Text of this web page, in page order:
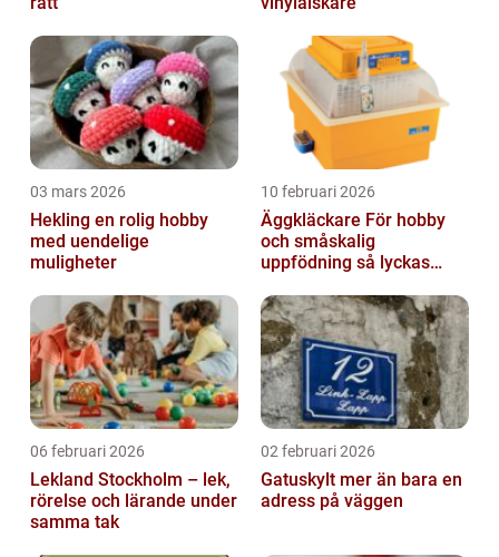
03 mars 2026
Hekling en rolig hobby
med uendelige
muligheter
10 februari 2026
Äggkläckare För hobby
och småskalig
uppfödning så lyckas
06 februari 2026
Lekland Stockholm – lek,
rörelse och lärande under
samma tak
02 februari 2026
Gatuskylt mer än bara en
adress på väggen